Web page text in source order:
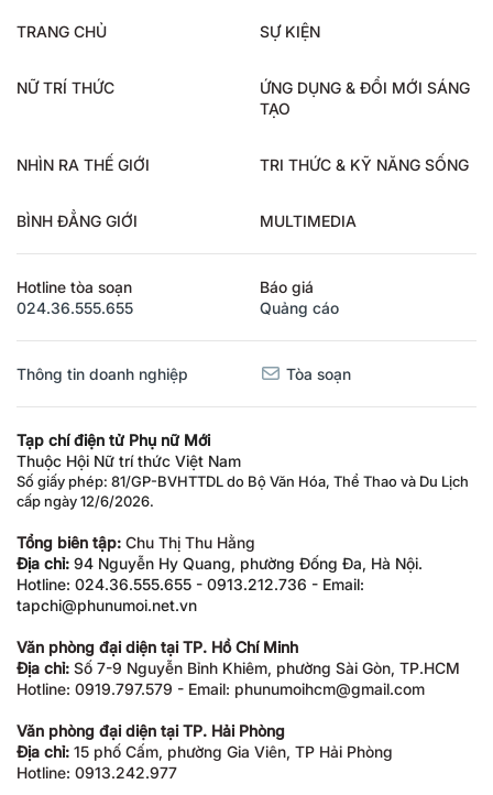
TRANG CHỦ SỰ KIỆN
NỮ TRÍ THỨC
ỨNG DỤNG & ĐỔI MỚI SÁNG
TẠO
NHÌN RA THẾ GIỚI TRI THỨC & KỸ NĂNG SỐNG
BÌNH ĐẲNG GIỚI MULTIMEDIA
Hotline tòa soạn
024.36.555.655
Báo giá
Quảng cáo
Thông tin doanh nghiệp Tòa soạn
Tạp chí điện tử Phụ nữ Mới
Thuộc Hội Nữ trí thức Việt Nam
Số giấy phép: 81/GP-BVHTTDL do Bộ Văn Hóa, Thể Thao và Du Lịch
cấp ngày 12/6/2026.
Tổng biên tập: Chu Thị Thu Hằng
Địa chỉ: 94 Nguyễn Hy Quang, phường Đống Đa, Hà Nội.
Hotline: 024.36.555.655 - 0913.212.736 - Email:
tapchi@phunumoi.net.vn
Văn phòng đại diện tại TP. Hồ Chí Minh
Địa chỉ: Số 7-9 Nguyễn Bỉnh Khiêm, phường Sài Gòn, TP.HCM
Hotline: 0919.797.579 - Email: phunumoihcm@gmail.com
Văn phòng đại diện tại TP. Hải Phòng
Địa chỉ: 15 phố Cấm, phường Gia Viên, TP Hải Phòng
Hotline: 0913.242.977